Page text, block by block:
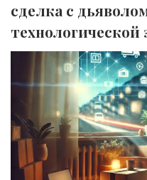
сделка с
технологической